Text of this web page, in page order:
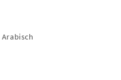
Arabisch